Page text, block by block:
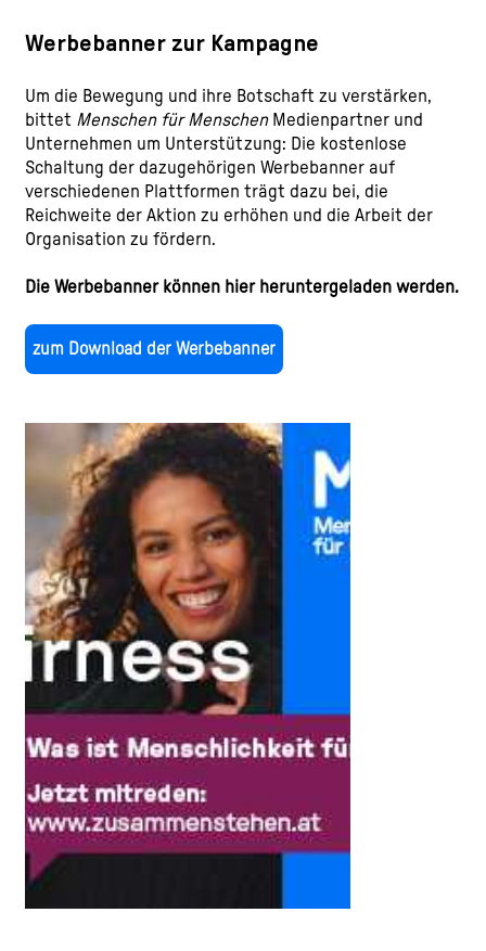
Werbebanner zur Kampagne
Um die Bewegung und ihre Botschaft zu verstärken,
bittet Menschen für MenschenMedienpartner und
Unternehmen um Unterstützung: Die kostenlose
Schaltung der dazugehörigen Werbebanner auf
verschiedenen Plattformen trägt dazu bei, die
Reichweite der Aktion zu erhöhen und die Arbeit der
Organisation zu fördern.
Die Werbebanner können hier heruntergeladen werden.
zum Download der Werbebanner